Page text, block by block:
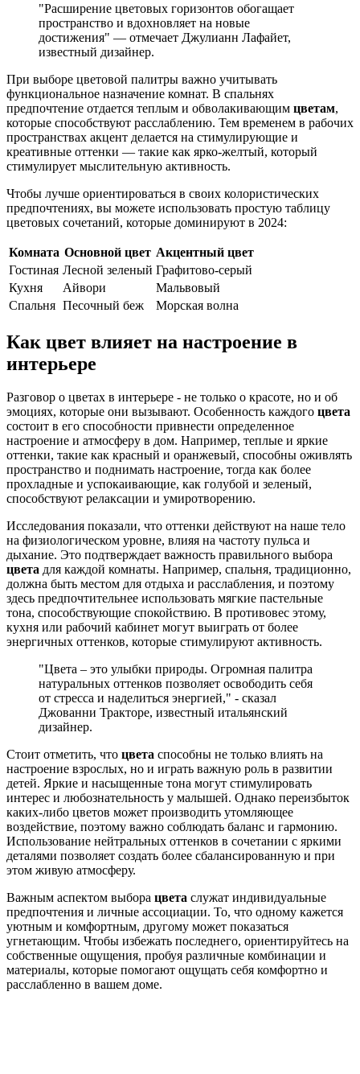
"Расширение цветовых горизонтов обогащает
пространство и вдохновляет на новые
достижения" — отмечает Джулианн Лафайет,
известный дизайнер.
При выборе цветовой палитры важно учитывать
функциональное назначение комнат. В спальнях
предпочтение отдается теплым и обволакивающим цветам,
которые способствуют расслаблению. Тем временем в рабочих
пространствах акцент делается на стимулирующие и
креативные оттенки — такие как ярко-желтый, который
стимулирует мыслительную активность.
Чтобы лучше ориентироваться в своих колористических
предпочтениях, вы можете использовать простую таблицу
цветовых сочетаний, которые доминируют в 2024:
Комната Основной цвет Акцентный цвет
Гостиная Лесной зеленый Графитово-серый
Кухня
Айвори
Мальвовый
Спальня Песочный беж Морская волна
Как цвет влияет на настроение в
интерьере
Разговор о цветах в интерьере - не только о красоте, но и об
эмоциях, которые они вызывают. Особенность каждого цвета
состоит в его способности привнести определенное
настроение и атмосферу в дом. Например, теплые и яркие
оттенки, такие как красный и оранжевый, способны оживлять
пространство и поднимать настроение, тогда как более
прохладные и успокаивающие, как голубой и зеленый,
способствуют релаксации и умиротворению.
Исследования показали, что оттенки действуют на наше тело
на физиологическом уровне, влияя на частоту пульса и
дыхание. Это подтверждает важность правильного выбора
цвета для каждой комнаты. Например, спальня, традиционно,
должна быть местом для отдыха и расслабления, и поэтому
здесь предпочтительнее использовать мягкие пастельные
тона, способствующие спокойствию. В противовес этому,
кухня или рабочий кабинет могут выиграть от более
энергичных оттенков, которые стимулируют активность.
"Цвета – это улыбки природы. Огромная палитра
натуральных оттенков позволяет освободить себя
от стресса и наделиться энергией," - сказал
Джованни Тракторе, известный итальянский
дизайнер.
Стоит отметить, что цвета способны не только влиять на
настроение взрослых, но и играть важную роль в развитии
детей. Яркие и насыщенные тона могут стимулировать
интерес и любознательность у малышей. Однако переизбыток
каких-либо цветов может производить утомляющее
воздействие, поэтому важно соблюдать баланс и гармонию.
Использование нейтральных оттенков в сочетании с яркими
деталями позволяет создать более сбалансированную и при
этом живую атмосферу.
Важным аспектом выбора цвета служат индивидуальные
предпочтения и личные ассоциации. То, что одному кажется
уютным и комфортным, другому может показаться
угнетающим. Чтобы избежать последнего, ориентируйтесь на
собственные ощущения, пробуя различные комбинации и
материалы, которые помогают ощущать себя комфортно и
расслабленно в вашем доме.